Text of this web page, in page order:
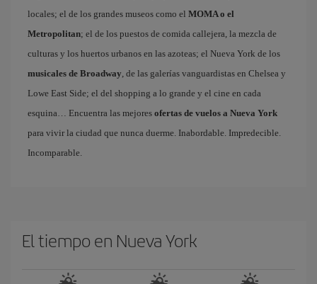
locales; el de los grandes museos como el MOMA o el
Metropolitan; el de los puestos de comida callejera, la mezcla de
culturas y los huertos urbanos en las azoteas; el Nueva York de los
musicales de Broadway, de las galerías vanguardistas en Chelsea y
Lowe East Side; el del shopping a lo grande y el cine en cada
esquina… Encuentra las mejores ofertas de vuelos a Nueva York
para vivir la ciudad que nunca duerme. Inabordable. Impredecible.
Incomparable.
El tiempo en Nueva York